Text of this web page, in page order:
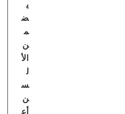
ي
ض
م
ن
الأ
ل
س
ن
أع